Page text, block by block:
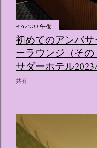
テーマブースで構成され
ト ：ピンクを基調とした
ムキーを受け取り、まる
感を味わいながら進んで
たポムポムプリンが出迎
ス ：きらめく光に満ちた
（舞踏会）、さらには本
ーチ（ポチャッコの隣に
人気キャラクターたちが
でデザインした客室のエ
9:42:00 午後
初めてのアンバ
ーラウンジ（そ
サダーホテル
共有